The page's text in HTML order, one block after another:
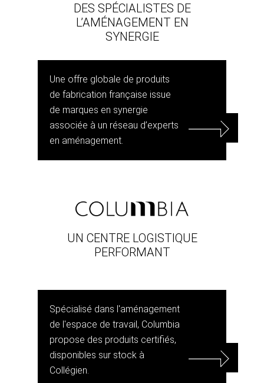
DES SPÉCIALISTES DE
L’AMÉNAGEMENT EN
SYNERGIE
Une offre globale de produits
de fabrication française issue
de marques en synergie
associée à un réseau d’experts
en aménagement.
UN CENTRE LOGISTIQUE
PERFORMANT
Spécialisé dans l'aménagement
de l'espace de travail, Columbia
propose des produits certifiés,
disponibles sur stock à
Collégien.